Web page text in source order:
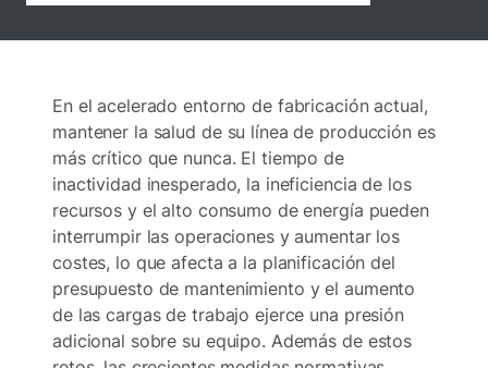
En el acelerado entorno de fabricación actual,
mantener la salud de su línea de producción es
más crítico que nunca. El tiempo de
inactividad inesperado, la ineficiencia de los
recursos y el alto consumo de energía pueden
interrumpir las operaciones y aumentar los
costes, lo que afecta a la planificación del
presupuesto de mantenimiento y el aumento
de las cargas de trabajo ejerce una presión
adicional sobre su equipo. Además de estos